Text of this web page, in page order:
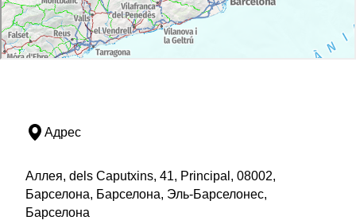
Адрес
Аллея, dels Caputxins, 41, Principal, 08002,
Барселона, Барселона, Эль-Барселонес,
Барселона